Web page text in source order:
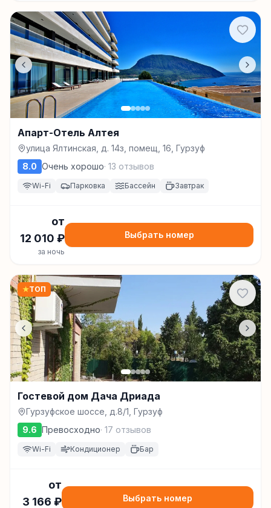
Апарт-Отель Алтея
улица Ялтинская, д. 14з, помещ, 16, Гурзуф
8.0 Очень хорошо· 13 отзывов
Wi-Fi Парковка Бассейн Завтрак
от
12 010 ₽
за ночь
Выбрать номер
★ТОП
Гостевой дом Дача Дриада
Гурзуфское шоссе, д.8/1, Гурзуф
9.6 Превосходно· 17 отзывов
Wi-Fi Кондиционер Бар
от
3 166 ₽ Выбрать номер